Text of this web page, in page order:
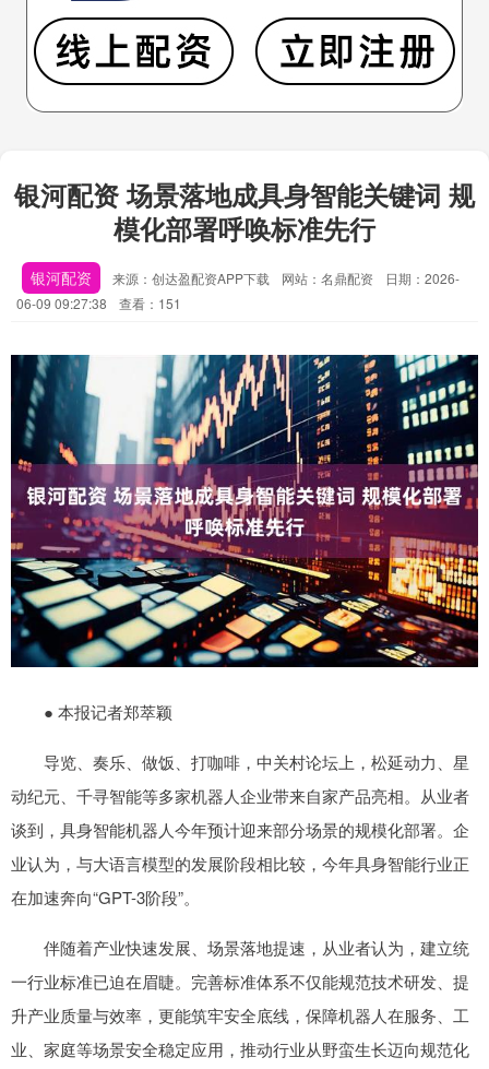
银河配资 场景落地成具身智能关键词 规
模化部署呼唤标准先行
银河配资 来源：创达盈配资APP下载 网站：名鼎配资
日期：2026-
06-09 09:27:38
查看：151
● 本报记者郑萃颖
导览、奏乐、做饭、打咖啡，中关村论坛上，松延动力、星
动纪元、千寻智能等多家机器人企业带来自家产品亮相。从业者
谈到，具身智能机器人今年预计迎来部分场景的规模化部署。企
业认为，与大语言模型的发展阶段相比较，今年具身智能行业正
在加速奔向“GPT-3阶段”。
伴随着产业快速发展、场景落地提速，从业者认为，建立统
一行业标准已迫在眉睫。完善标准体系不仅能规范技术研发、提
升产业质量与效率，更能筑牢安全底线，保障机器人在服务、工
业、家庭等场景安全稳定应用，推动行业从野蛮生长迈向规范化